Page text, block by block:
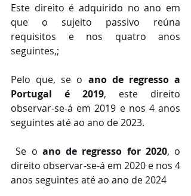
Este direito é adquirido no ano em
que o sujeito passivo reúna
requisitos e nos quatro anos
seguintes,;
Pelo que, se o ano de regresso a
Portugal é 2019, este direito
observar-se-á em 2019 e nos 4 anos
seguintes até ao ano de 2023.
Se o ano de regresso for 2020, o
direito observar-se-á em 2020 e nos 4
anos seguintes até ao ano de 2024